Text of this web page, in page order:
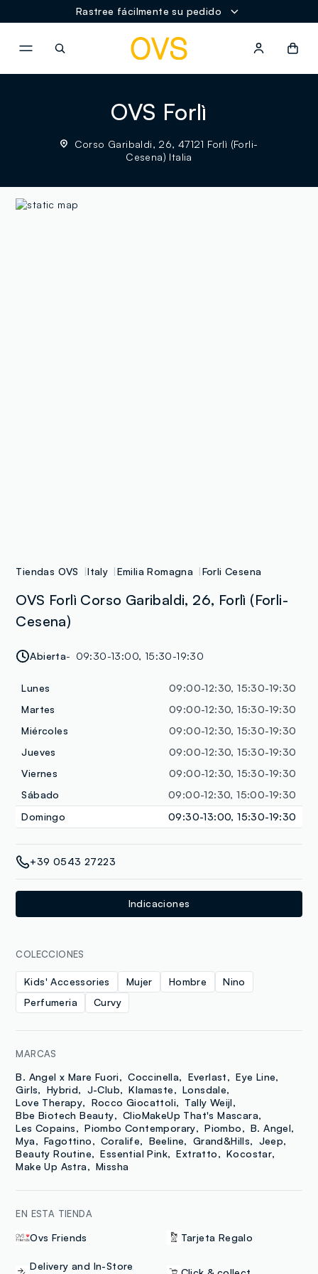
Rastree fácilmente su pedido
OVS Forlì
Corso Garibaldi, 26, 47121 Forlì (Forli-
Cesena) Italia
Tiendas OVS Italy Emilia Romagna Forli Cesena
OVS Forlì Corso Garibaldi, 26, Forlì (Forli-
Cesena)
Abierta 09:30-13:00, 15:30-19:30
Lunes
09:00-12:30, 15:30-19:30
Martes
09:00-12:30, 15:30-19:30
Miércoles
09:00-12:30, 15:30-19:30
Jueves
09:00-12:30, 15:30-19:30
Viernes
09:00-12:30, 15:30-19:30
Sábado
09:00-12:30, 15:00-19:30
Domingo
09:30-13:00, 15:30-19:30
+39 0543 27223
Indicaciones
COLECCIONES
Kids' Accessories Mujer Hombre
Nino
Perfumeria
Curvy
MARCAS
B. Angel x Mare Fuori Coccinella Everlast
Eye Line
Girls
Hybrid J-Club Klamaste
Lonsdale
Love Therapy
Rocco Giocattoli
Tally Weijl
Bbe Biotech Beauty
ClioMakeUp That's Mascara
Les Copains
Piombo Contemporary Piombo
B. Angel
Mya
Fagottino Coralife Beeline Grand&Hills
Jeep
Beauty Routine
Essential Pink Extratto
Kocostar
Make Up Astra
Missha
EN ESTA TIENDA
Ovs Friends Tarjeta Regalo
Delivery and In-Store